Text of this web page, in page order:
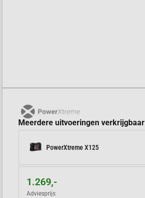
Meerdere uitvoeringen verkrijgbaar
PowerXtreme X125
1.269,-
Adviesprijs